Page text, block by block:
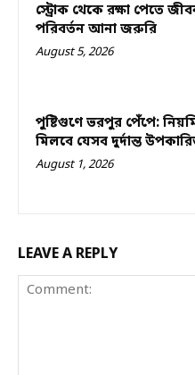
স্ট্রোক থেকে রক্ষা পেতে
পরিবর্তন আনা জরুরি
August 5, 2026
পুষ্টিগুণে ভরপুর পেঁপে:
মিলবে যেসব দুর্দান্ত
August 1, 2026
LEAVE A REPLY